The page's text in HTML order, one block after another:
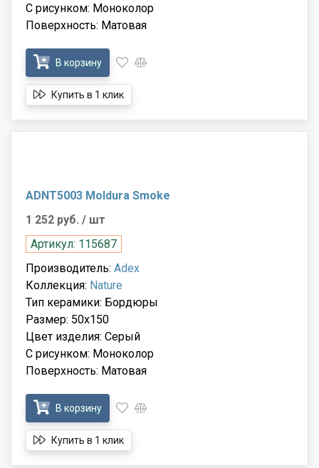
С рисунком: Моноколор
Поверхность: Матовая
В корзину
Купить в 1 клик
ADNT5003 Moldura Smoke
1 252 руб. / шт
Артикул: 115687
Производитель: Adex
Коллекция: Nature
Тип керамики: Бордюры
Размер: 50x150
Цвет изделия: Серый
С рисунком: Моноколор
Поверхность: Матовая
В корзину
Купить в 1 клик